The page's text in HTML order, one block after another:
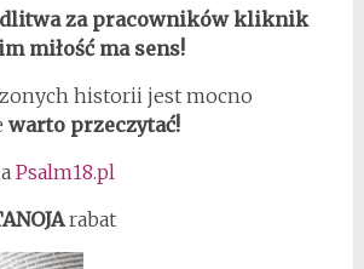
za pracowników kliknik
miłość ma sens!
historii jest mocno
warto przeczytać!
Psalm18.pl
rabat